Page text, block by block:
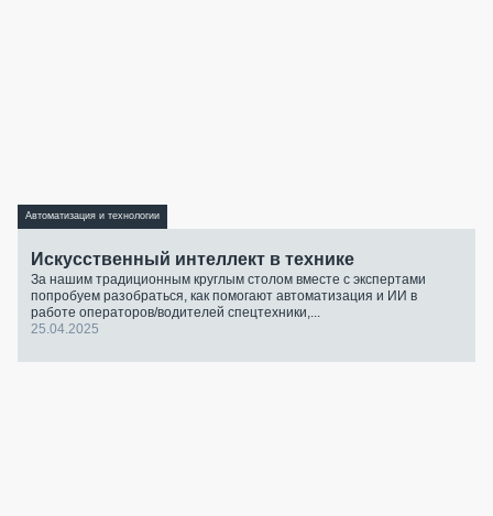
Автоматизация и технологии
Искусственный интеллект в технике
За нашим традиционным круглым столом вместе с экспертами
попробуем разобраться, как помогают автоматизация и ИИ в
работе операторов/водителей спецтехники,...
25.04.2025